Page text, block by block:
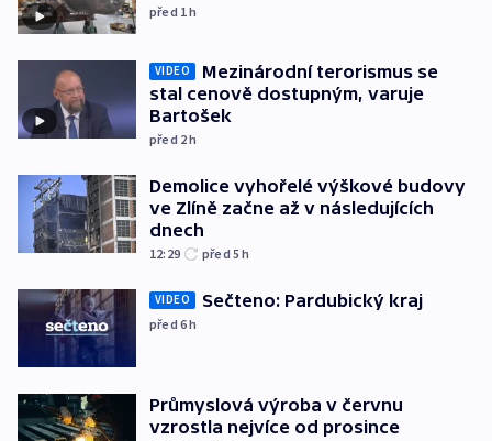
před 1h
VIDEO
Mezinárodní terorismus se
stal cenově dostupným, varuje
Bartošek
před 2h
Demolice vyhořelé výškové budovy
ve Zlíně začne až v následujících
dnech
12:29 před 5h
VIDEO Sečteno: Pardubický kraj
před 6h
Průmyslová výroba v červnu
vzrostla nejvíce od prosince